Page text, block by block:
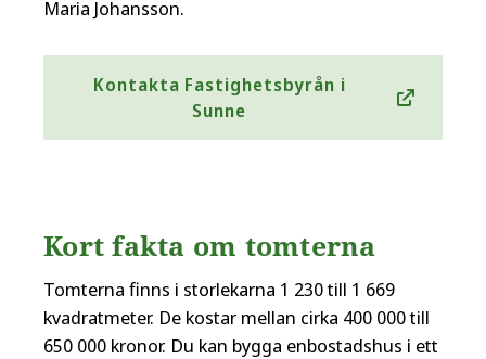
Maria Johansson.
Kontakta Fastighetsbyrån i
Sunne
Kort fakta om tomterna
Tomterna finns i storlekarna 1 230 till 1 669
kvadratmeter. De kostar mellan cirka 400 000 till
650 000 kronor. Du kan bygga enbostadshus i ett